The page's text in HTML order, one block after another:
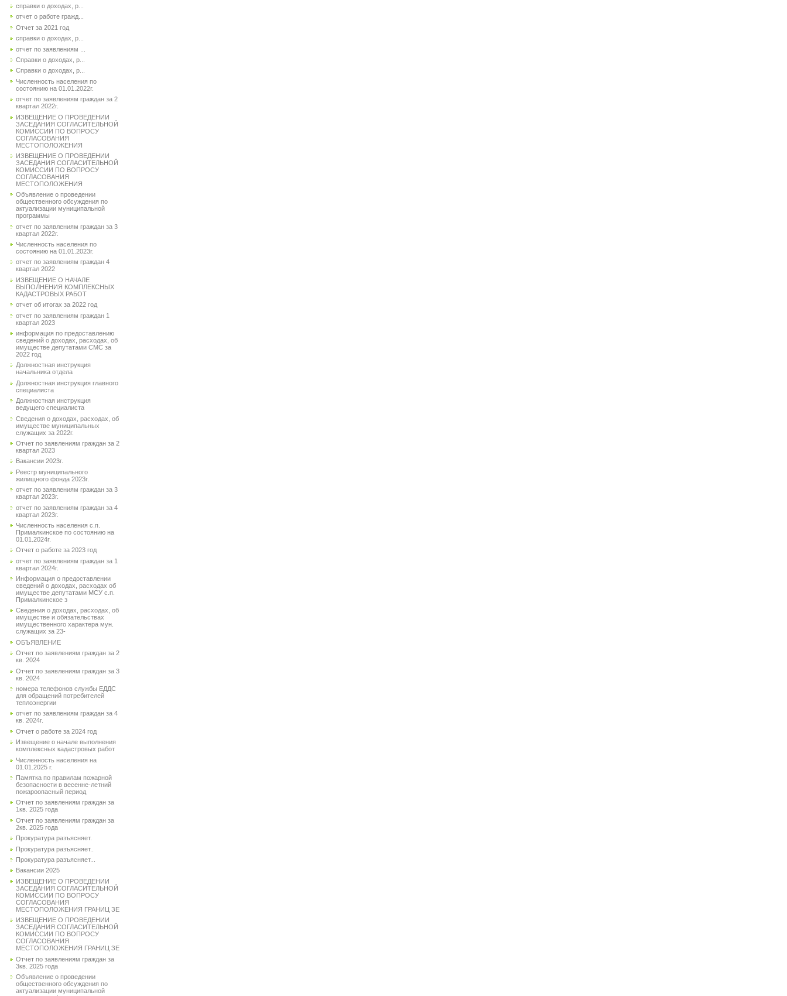
справки о доходах, р...
отчет о работе гражд...
Отчет за 2021 год
справки о доходах, р...
отчет по заявлениям ...
Справки о доходах, р...
Справки о доходах, р...
Численность населения по
состоянию на 01.01.2022г.
отчет по заявлениям граждан за 2
квартал 2022г.
ИЗВЕЩЕНИЕ О ПРОВЕДЕНИИ
ЗАСЕДАНИЯ СОГЛАСИТЕЛЬНОЙ
КОМИССИИ ПО ВОПРОСУ
СОГЛАСОВАНИЯ
МЕСТОПОЛОЖЕНИЯ
ИЗВЕЩЕНИЕ О ПРОВЕДЕНИИ
ЗАСЕДАНИЯ СОГЛАСИТЕЛЬНОЙ
КОМИССИИ ПО ВОПРОСУ
СОГЛАСОВАНИЯ
МЕСТОПОЛОЖЕНИЯ
Объявление о проведении
общественного обсуждения по
актуализации муниципальной
программы
отчет по заявлениям граждан за 3
квартал 2022г.
Численность населения по
состоянию на 01.01.2023г.
отчет по заявлениям граждан 4
квартал 2022
ИЗВЕЩЕНИЕ О НАЧАЛЕ
ВЫПОЛНЕНИЯ КОМПЛЕКСНЫХ
КАДАСТРОВЫХ РАБОТ
отчет об итогах за 2022 год
отчет по заявлениям граждан 1
квартал 2023
информация по предоставлению
сведений о доходах, расходах, об
имуществе депутатами СМС за
2022 год
Должностная инструкция
начальника отдела
Должностная инструкция главного
специалиста
Должностная инструкция
ведущего специалиста
Сведения о доходах, расходах, об
имуществе муниципальных
служащих за 2022г.
Отчет по заявлениям граждан за 2
квартал 2023
Вакансии 2023г.
Реестр муниципального
жилищного фонда 2023г.
отчет по заявлениям граждан за 3
квартал 2023г.
отчет по заявлениям граждан за 4
квартал 2023г.
Численность населения с.п.
Прималкинское по состоянию на
01.01.2024г.
Отчет о работе за 2023 год
отчет по заявлениям граждан за 1
квартал 2024г.
Информация о предоставлении
сведений о доходах, расходах об
имуществе депутатами МСУ с.п.
Прималкинское з
Сведения о доходах, расходах, об
имуществе и обязательствах
имущественного характера мун.
служащих за 23-
ОБЪЯВЛЕНИЕ
Отчет по заявлениям граждан за 2
кв. 2024
Отчет по заявлениям граждан за 3
кв. 2024
номера телефонов службы ЕДДС
для обращений потребителей
теплоэнергии
отчет по заявлениям граждан за 4
кв. 2024г.
Отчет о работе за 2024 год
Извещение о начале выполнения
комплексных кадастровых работ
Численность населения на
01.01.2025 г.
Памятка по правилам пожарной
безопасности в весенне-летний
пожароопасный период
Отчет по заявлениям граждан за
1кв. 2025 года
Отчет по заявлениям граждан за
2кв. 2025 года
Прокуратура разъясняет.
Прокуратура разъясняет..
Прокуратура разъясняет...
Вакансии 2025
ИЗВЕЩЕНИЕ О ПРОВЕДЕНИИ
ЗАСЕДАНИЯ СОГЛАСИТЕЛЬНОЙ
КОМИССИИ ПО ВОПРОСУ
СОГЛАСОВАНИЯ
МЕСТОПОЛОЖЕНИЯ ГРАНИЦ ЗЕ
ИЗВЕЩЕНИЕ О ПРОВЕДЕНИИ
ЗАСЕДАНИЯ СОГЛАСИТЕЛЬНОЙ
КОМИССИИ ПО ВОПРОСУ
СОГЛАСОВАНИЯ
МЕСТОПОЛОЖЕНИЯ ГРАНИЦ ЗЕ
Отчет по заявлениям граждан за
3кв. 2025 года
Объявление о проведении
общественного обсуждения по
актуализации муниципальной